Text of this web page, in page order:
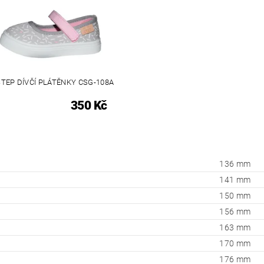
DÍVČÍ PLÁTĚNKY CSG-108A
350 Kč
136 mm
141 mm
150 mm
156 mm
163 mm
170 mm
176 mm